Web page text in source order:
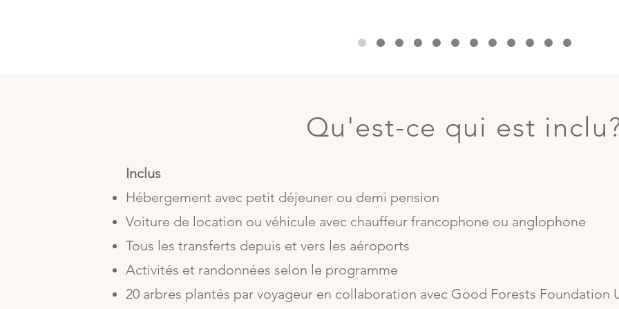
Qu'est-ce qui est
Inclus
Hébergement avec petit déjeuner ou demi pension
Voiture de location ou véhicule avec chauffeur francophone ou anglophone
Tous les transferts depuis et vers les aéroports
Activités et randonnées selon le programme
20 arbres plantés par voyageur en collaboration avec Good Forests Foundation